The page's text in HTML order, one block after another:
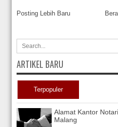
Posting Lebih Baru
ARTIKEL BARU
Terpopuler
Alamat Kantor
Malang